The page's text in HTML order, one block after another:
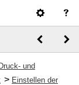
und
> Einstellen der